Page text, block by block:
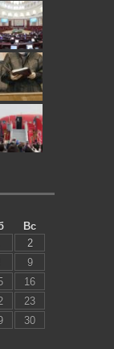
Вс
2
9
16
23
30